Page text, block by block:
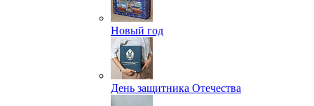
Новый год
День защитника Отечества